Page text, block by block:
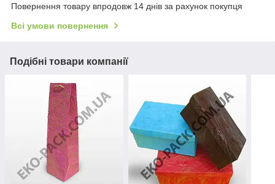
Повернення товару впродовж 14 днів за рахунок покупця
Всі умови повернення
Подібні товари компанії